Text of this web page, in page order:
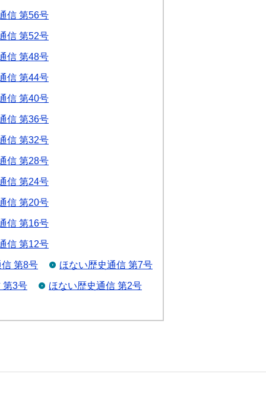
信 第56号
信 第52号
信 第48号
信 第44号
信 第40号
信 第36号
信 第32号
信 第28号
信 第24号
信 第20号
信 第16号
信 第12号
第8号 ほない歴史通信 第7号
第3号 ほない歴史通信 第2号